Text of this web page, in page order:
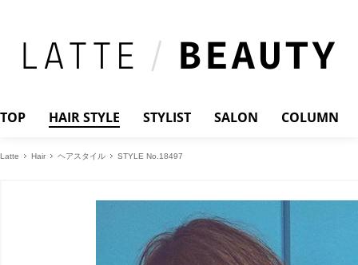
TOP HAIR STYLE STYLIST SALON COLUMN
Latte Hair ヘアスタイル STYLE No.18497